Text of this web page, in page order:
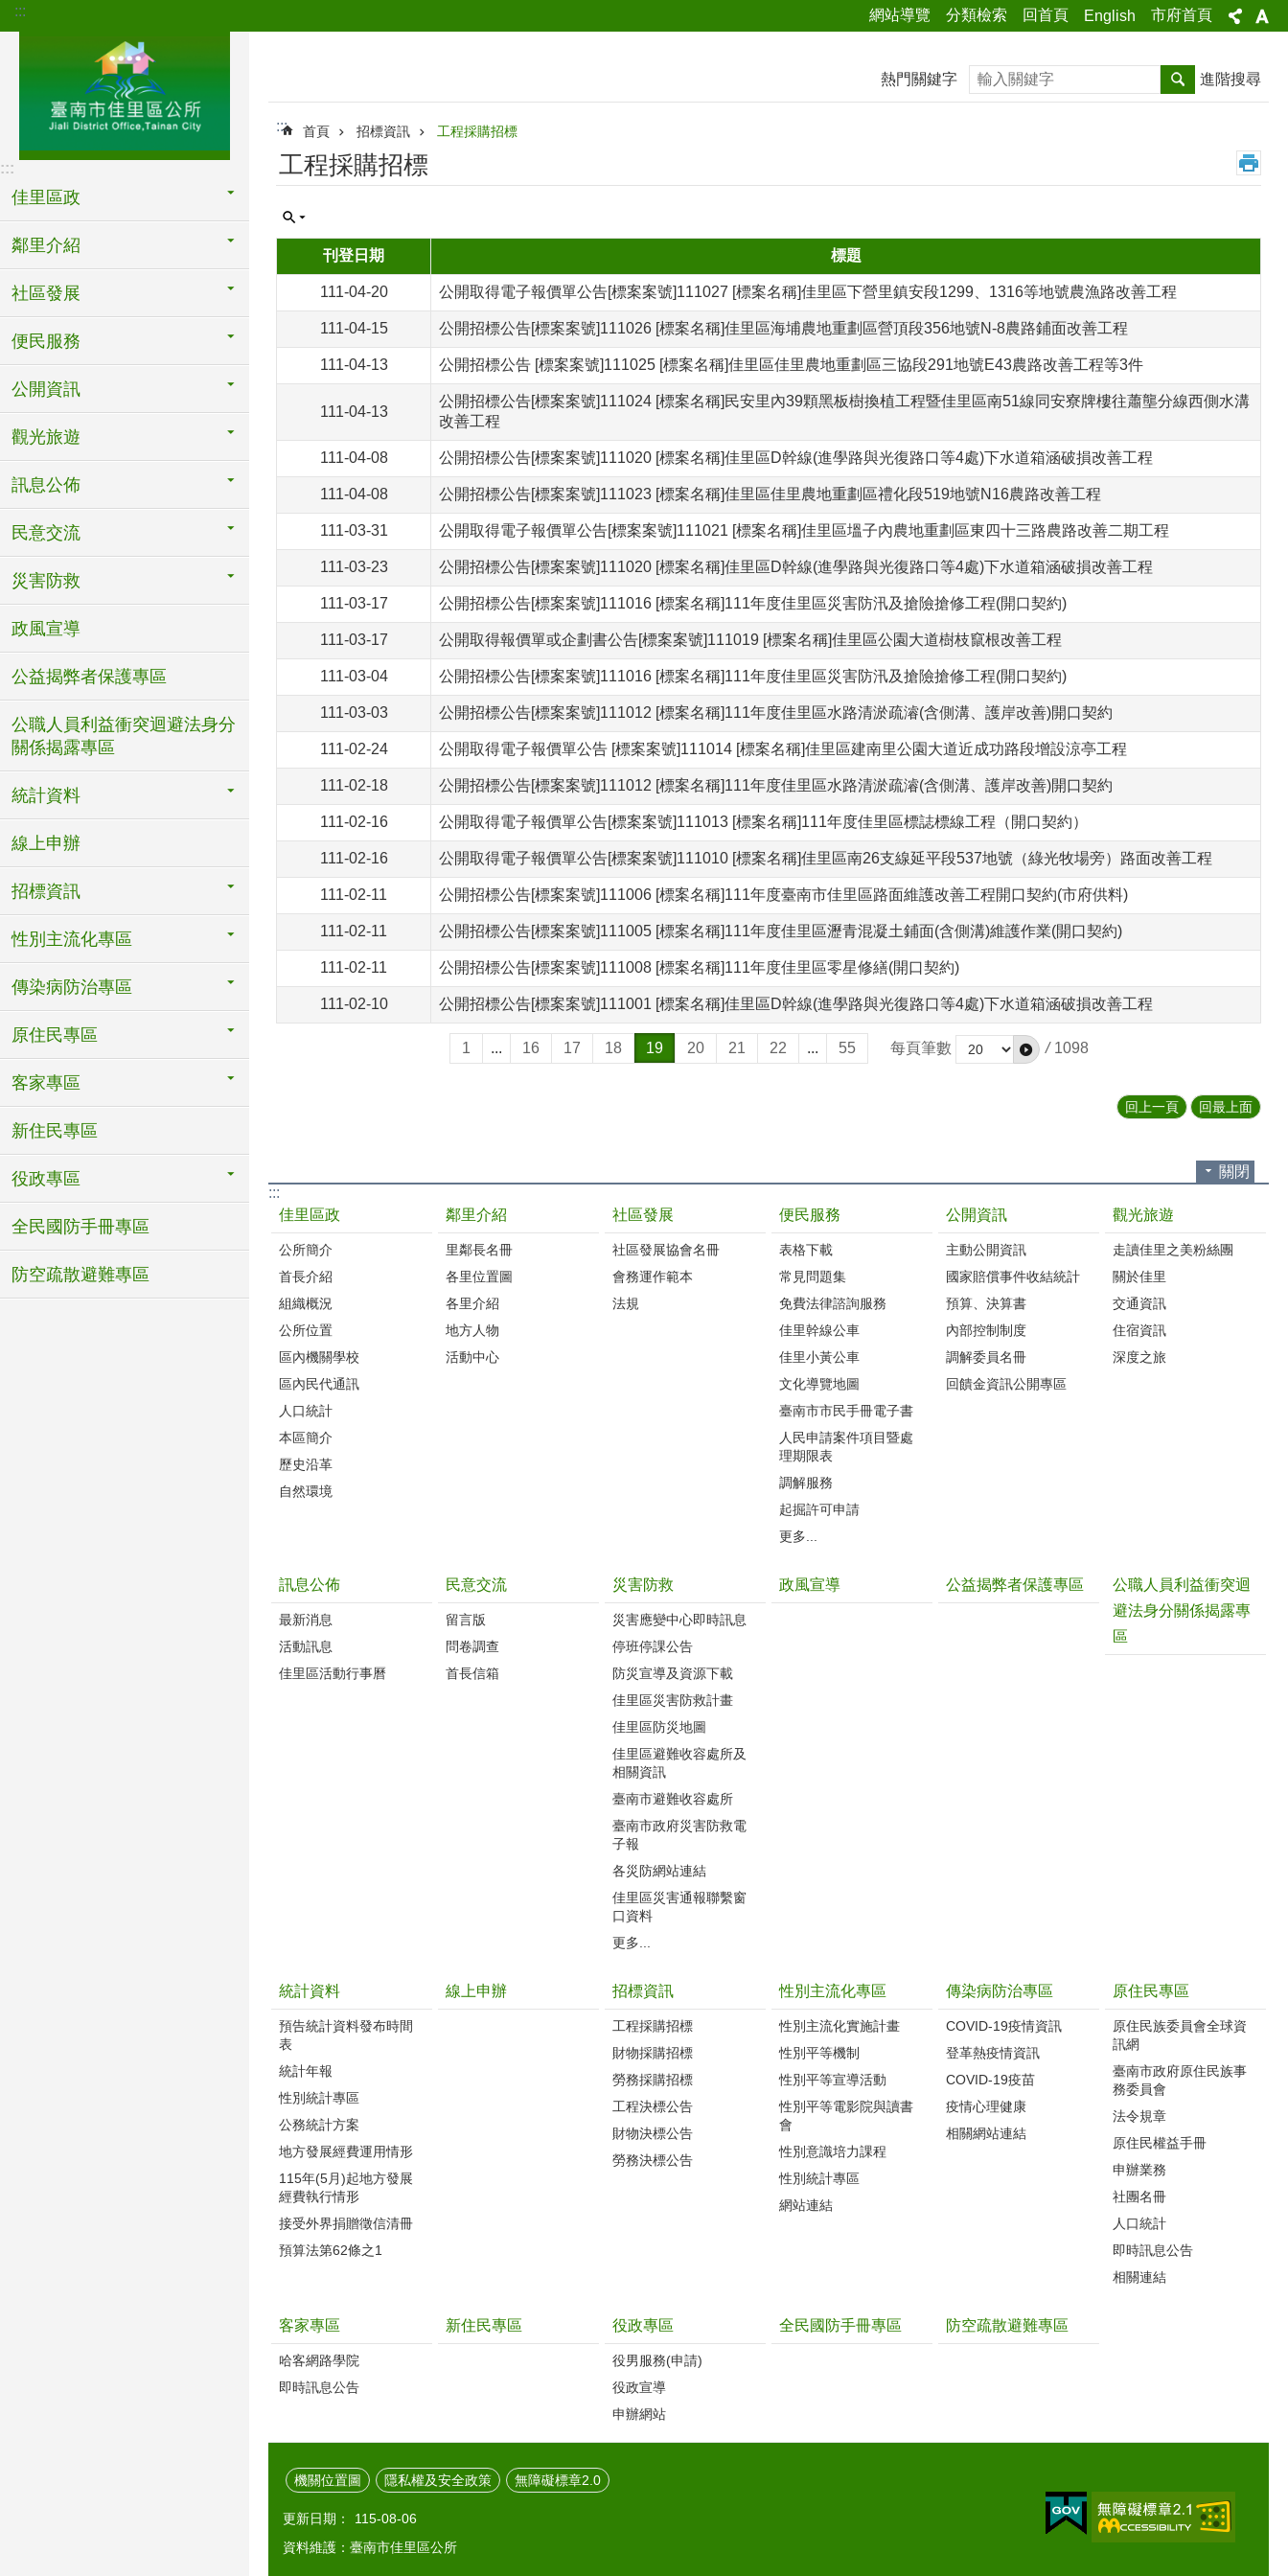
跳到主要內容區塊
::: 網站導覽 分類檢索 回首頁 English 市府首頁
:::
佳里區政
鄰里介紹
社區發展
便民服務
公開資訊
觀光旅遊
訊息公佈
民意交流
災害防救
政風宣導
公益揭弊者保護專區
公職人員利益衝突迴避法身分
關係揭露專區
統計資料
線上申辦
招標資訊
性別主流化專區
傳染病防治專區
原住民專區
客家專區
新住民專區
役政專區
全民國防手冊專區
防空疏散避難專區
熱門關鍵字 搜尋 進階搜尋
::: 首頁 招標資訊 工程採購招標
工程採購招標
刊登日期 標題
111-04-20 公開取得電子報價單公告[標案案號]111027 [標案名稱]佳里區下營里鎮安段1299、1316等地號農漁路改善工程
111-04-15 公開招標公告[標案案號]111026 [標案名稱]佳里區海埔農地重劃區營頂段356地號N-8農路鋪面改善工程
111-04-13 公開招標公告 [標案案號]111025 [標案名稱]佳里區佳里農地重劃區三協段291地號E43農路改善工程等3件
111-04-13
公開招標公告[標案案號]111024 [標案名稱]民安里內39顆黑板樹換植工程暨佳里區南51線同安寮牌樓往蕭壟分線西側水溝
改善工程
111-04-08 公開招標公告[標案案號]111020 [標案名稱]佳里區D幹線(進學路與光復路口等4處)下水道箱涵破損改善工程
111-04-08 公開招標公告[標案案號]111023 [標案名稱]佳里區佳里農地重劃區禮化段519地號N16農路改善工程
111-03-31 公開取得電子報價單公告[標案案號]111021 [標案名稱]佳里區塭子內農地重劃區東四十三路農路改善二期工程
111-03-23 公開招標公告[標案案號]111020 [標案名稱]佳里區D幹線(進學路與光復路口等4處)下水道箱涵破損改善工程
111-03-17 公開招標公告[標案案號]111016 [標案名稱]111年度佳里區災害防汛及搶險搶修工程(開口契約)
111-03-17 公開取得報價單或企劃書公告[標案案號]111019 [標案名稱]佳里區公園大道樹枝竄根改善工程
111-03-04 公開招標公告[標案案號]111016 [標案名稱]111年度佳里區災害防汛及搶險搶修工程(開口契約)
111-03-03 公開招標公告[標案案號]111012 [標案名稱]111年度佳里區水路清淤疏濬(含側溝、護岸改善)開口契約
111-02-24 公開取得電子報價單公告 [標案案號]111014 [標案名稱]佳里區建南里公園大道近成功路段增設涼亭工程
111-02-18 公開招標公告[標案案號]111012 [標案名稱]111年度佳里區水路清淤疏濬(含側溝、護岸改善)開口契約
111-02-16 公開取得電子報價單公告[標案案號]111013 [標案名稱]111年度佳里區標誌標線工程（開口契約）
111-02-16 公開取得電子報價單公告[標案案號]111010 [標案名稱]佳里區南26支線延平段537地號（綠光牧場旁）路面改善工程
111-02-11 公開招標公告[標案案號]111006 [標案名稱]111年度臺南市佳里區路面維護改善工程開口契約(市府供料)
111-02-11 公開招標公告[標案案號]111005 [標案名稱]111年度佳里區瀝青混凝土鋪面(含側溝)維護作業(開口契約)
111-02-11 公開招標公告[標案案號]111008 [標案名稱]111年度佳里區零星修繕(開口契約)
111-02-10 公開招標公告[標案案號]111001 [標案名稱]佳里區D幹線(進學路與光復路口等4處)下水道箱涵破損改善工程
1 ... 16 17 18 19 20 21 22 ... 55 每頁筆數 / 1098
回上一頁 回最上面
關閉
:::
佳里區政
公所簡介
首長介紹
組織概況
公所位置
區內機關學校
區內民代通訊
人口統計
本區簡介
歷史沿革
自然環境
鄰里介紹
里鄰長名冊
各里位置圖
各里介紹
地方人物
活動中心
社區發展
社區發展協會名冊
會務運作範本
法規
便民服務
表格下載
常見問題集
免費法律諮詢服務
佳里幹線公車
佳里小黃公車
文化導覽地圖
臺南市市民手冊電子書
人民申請案件項目暨處
理期限表
調解服務
起掘許可申請
更多...
公開資訊
主動公開資訊
國家賠償事件收結統計
預算、決算書
內部控制制度
調解委員名冊
回饋金資訊公開專區
觀光旅遊
走讀佳里之美粉絲團
關於佳里
交通資訊
住宿資訊
深度之旅
訊息公佈
最新消息
活動訊息
佳里區活動行事曆
民意交流
留言版
問卷調查
首長信箱
災害防救
災害應變中心即時訊息
停班停課公告
防災宣導及資源下載
佳里區災害防救計畫
佳里區防災地圖
佳里區避難收容處所及
相關資訊
臺南市避難收容處所
臺南市政府災害防救電
子報
各災防網站連結
佳里區災害通報聯繫窗
口資料
更多...
政風宣導 公益揭弊者保護專區
公職人員利益衝突迴
避法身分關係揭露專
區
統計資料
預告統計資料發布時間
表
統計年報
性別統計專區
公務統計方案
地方發展經費運用情形
115年(5月)起地方發展
經費執行情形
接受外界捐贈徵信清冊
預算法第62條之1
線上申辦 招標資訊
工程採購招標
財物採購招標
勞務採購招標
工程決標公告
財物決標公告
勞務決標公告
性別主流化專區
性別主流化實施計畫
性別平等機制
性別平等宣導活動
性別平等電影院與讀書
會
性別意識培力課程
性別統計專區
網站連結
傳染病防治專區
COVID-19疫情資訊
登革熱疫情資訊
COVID-19疫苗
疫情心理健康
相關網站連結
原住民專區
原住民族委員會全球資
訊網
臺南市政府原住民族事
務委員會
法令規章
原住民權益手冊
申辦業務
社團名冊
人口統計
即時訊息公告
相關連結
客家專區
哈客網路學院
即時訊息公告
新住民專區 役政專區
役男服務(申請)
役政宣導
申辦網站
全民國防手冊專區 防空疏散避難專區
機關位置圖 隱私權及安全政策 無障礙標章2.0
更新日期：
115-08-06
資料維護：臺南市佳里區公所